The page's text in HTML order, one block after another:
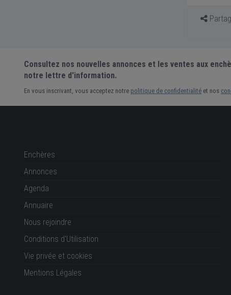
Consultez nos nouvelles annonces et les ventes aux
notre lettre d'information.
En vous inscrivant, vous acceptez notre politique de confidentialité et nos
Enchères
Annonces
Agenda
Annuaire
Nous rejoindre
Conditions d'Utilisation
Vie privée et cookies
Mentions Légales